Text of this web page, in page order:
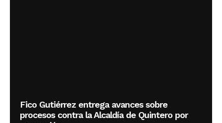
Fico Gutiérrez entrega avances sobre
procesos contra la Alcaldía de Quintero por